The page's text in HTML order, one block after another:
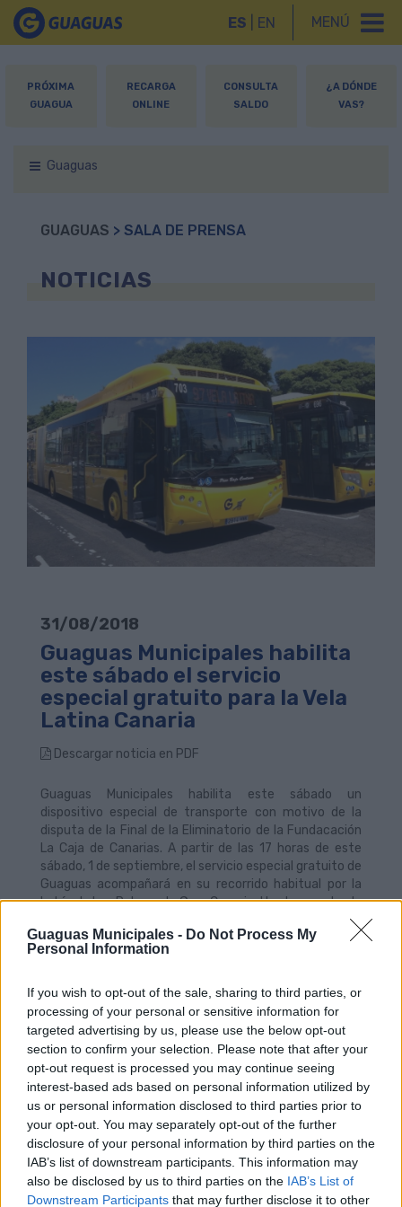
Guaguas Municipales - Do Not Process My
Personal Information
If you wish to opt-out of the sale, sharing to third parties, or
processing of your personal or sensitive information for
targeted advertising by us, please use the below opt-out
section to confirm your selection. Please note that after your
opt-out request is processed you may continue seeing
interest-based ads based on personal information utilized by
us or personal information disclosed to third parties prior to
your opt-out. You may separately opt-out of the further
disclosure of your personal information by third parties on the
IAB’s list of downstream participants. This information may
also be disclosed by us to third parties on the IAB’s List of
Downstream Participants that may further disclose it to other
MENÚ
ES EN
PRÓXIMA
GUAGUA
RECARGA
ONLINE
CONSULTA
SALDO
¿A DÓNDE
VAS?
Guaguas
GUAGUAS > SALA DE PRENSA
NOTICIAS
31/08/2018
Guaguas Municipales habilita
este sábado el servicio
especial gratuito para la Vela
Latina Canaria
Descargar noticia en PDF
Guaguas Municipales habilita este sábado un
dispositivo especial de transporte con motivo de la
disputa de la Final de la Eliminatorio de la Fundacación
La Caja de Canarias. A partir de las 17 horas de este
sábado, 1 de septiembre, el servicio especial gratuito de
Guaguas acompañará en su recorrido habitual por la
bahía de Las Palmas de Gran Canaria. Una hora antes la
guagua recogerá a los aficionados en la darsena
deportiva.
Guaguas Municipales patrocina
‘Moby Dick’, espectáculo con el que
arranca la nueva temporada del
Teatro Cuyás
26/09/2018
La empresa Guaguas Municipales patrocina ‘Moby Dick’,
obra de Herman Melville adaptada por Juan Cavestany,
dirigida por Andrés Lima y protagonizada por José María
Pou y con la que este fin de semana (viernes y sábado a